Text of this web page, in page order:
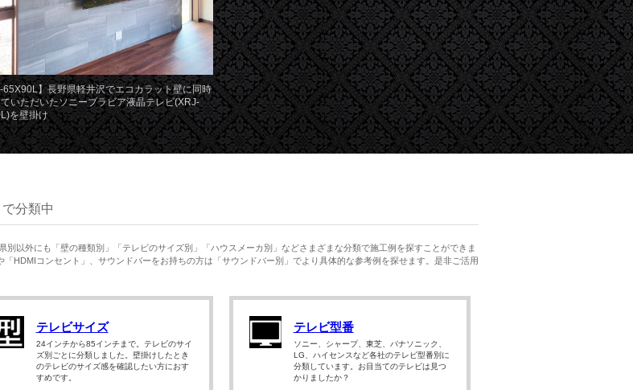
65X90L】長野県軽井沢でエコカラット壁に同時
いただいたソニーブラビア液晶テレビ(XRJ-
を壁掛け
分類中
以外にも「壁の種類別」「テレビのサイズ別」「ハウスメーカ別」などさまざまな分類で施工例を探すことができま
HDMIコンセント」、サウンドバーをお持ちの方は「サウンドバー別」でより具体的な参考例を探せます。是非ご活用
テレビサイズ
24インチから85インチまで。テレビのサイ
ズ別ごとに分類しました。壁掛けしたとき
のテレビのサイズ感を確認したい方におす
すめです。
テレビ型番
ソニー、シャープ、東芝、パナソニック、
LG、ハイセンスなど各社のテレビ型番別に
分類しています。お目当てのテレビは見つ
かりましたか？